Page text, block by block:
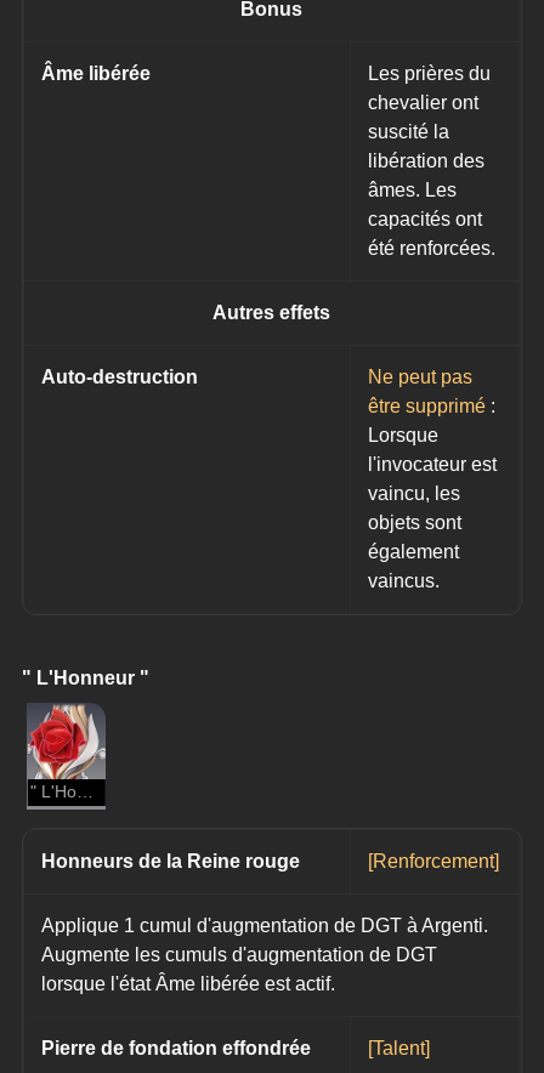
Bonus
Âme libérée
Les prières du
chevalier ont
suscité la
libération des
âmes. Les
capacités ont
été renforcées.
Autres effets
Auto-destruction
Ne peut pas
être supprimé :
Lorsque
l'invocateur est
vaincu, les
objets sont
également
vaincus.
" L'Honneur "
" L'Honneur "
Honneurs de la Reine rouge [Renforcement]
Applique 1 cumul d'augmentation de DGT à Argenti.
Augmente les cumuls d'augmentation de DGT
lorsque l'état Âme libérée est actif.
Pierre de fondation effondrée [Talent]